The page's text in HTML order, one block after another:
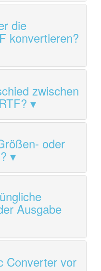
die
konvertieren?
zwischen
oder
Ausgabe
Converter vor